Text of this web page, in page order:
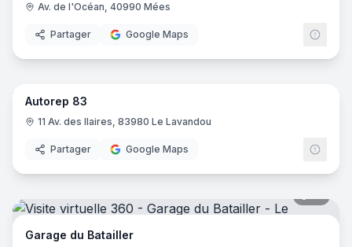
Av. de l'Océan, 40990 Mées
Partager Google Maps
7
Autorep 83
11 Av. des Ilaires, 83980 Le Lavandou
Partager Google Maps
Garage du Batailler